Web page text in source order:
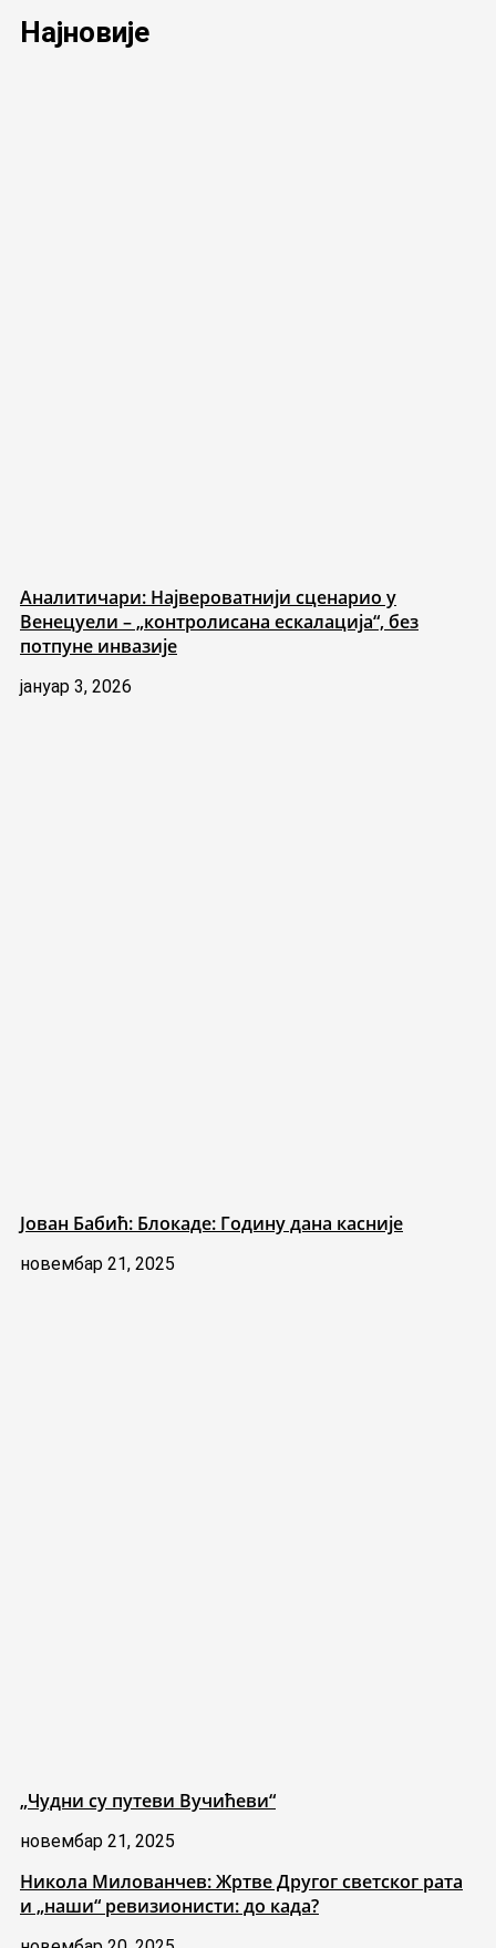
Најновије
Аналитичари: Највероватнији сценарио у
Венецуели – „контролисана ескалација“, без
потпуне инвазије
јануар 3, 2026
Јован Бабић: Блокаде: Годину дана касније
новембар 21, 2025
„Чудни су путеви Вучићеви“
новембар 21, 2025
Никола Милованчев: Жртве Другог светског рата
и „наши“ ревизионисти: до када?